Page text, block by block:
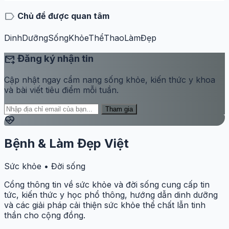
label Chủ đề được quan tâm
DinhDưỡngSốngKhỏeThểThaoLàmĐẹp
forward_to_inbox Đăng ký nhận tin
Cập nhật ngay cẩm nang sống khỏe, kiến thức y khoa
và bài viết tiêu điểm mỗi tuần.
Tham gia
ecg_heart
Bệnh & Làm Đẹp Việt
Sức khỏe • Đời sống
Cổng thông tin về sức khỏe và đời sống cung cấp tin
tức, kiến thức y học phổ thông, hướng dẫn dinh dưỡng
và các giải pháp cải thiện sức khỏe thể chất lẫn tinh
thần cho cộng đồng.